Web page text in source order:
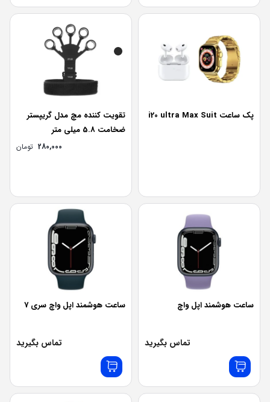
پک ساعت i20 ultra Max Suit
تقویت کننده مچ مدل گریپستر
ضخامت 5.8 میلی متر
280,000 تومان
ساعت هوشمند اپل واچ
تماس بگیرید
ساعت هوشمند اپل واچ سری 7
تماس بگیرید